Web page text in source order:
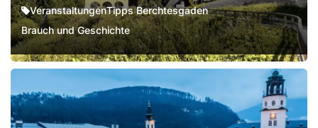
VeranstaltungenTipps Berchtesgaden
Brauch und Geschichte